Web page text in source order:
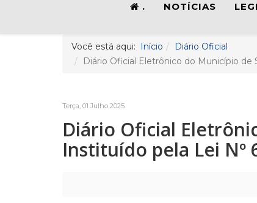
. NOTÍCIAS
Você está aqui: Início
Diário Oficial
Diário Oficial Eletrônico do Município de
Terça, 01 Julho 2025
Diário Oficial
Instituído pela Lei Nº